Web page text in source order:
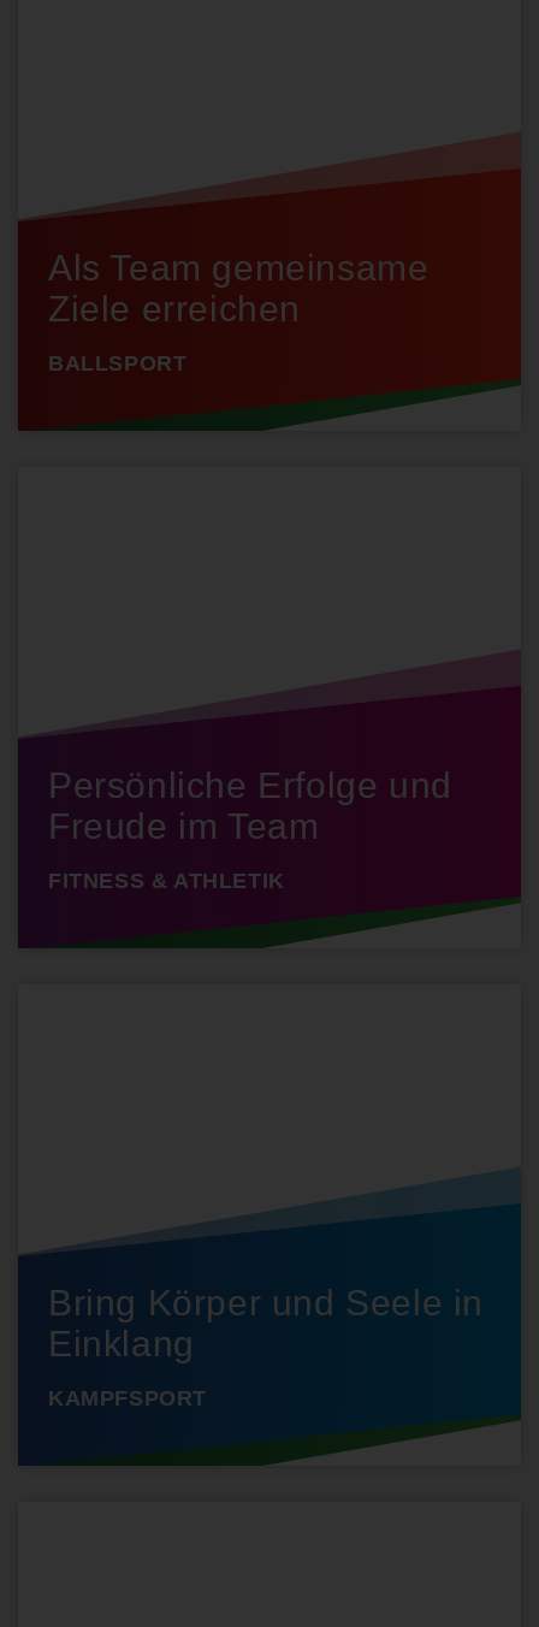
Als Team gemeinsame
Ziele erreichen
BALLSPORT
Persönliche Erfolge und
Freude im Team
FITNESS & ATHLETIK
Bring Körper und Seele in
Einklang
KAMPFSPORT